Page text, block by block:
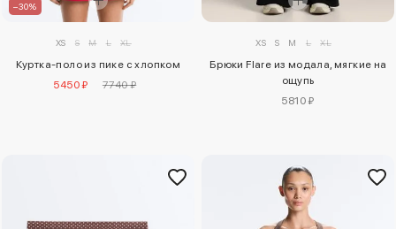
–30%
XS S M L XL
Куртка-поло из пике с хлопком
5450 ₽
7740 ₽
XS S M L XL
Брюки Flare из модала, мягкие на
ощупь
5810 ₽